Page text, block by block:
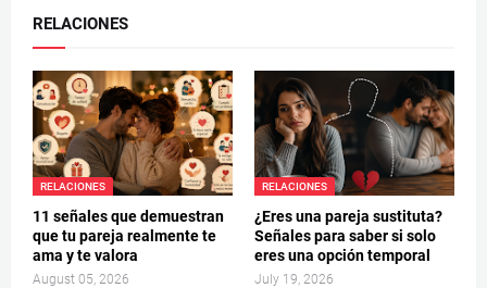
RELACIONES
RELACIONES
11 señales que demuestran
que tu pareja realmente te
ama y te valora
August 05, 2026
RELACIONES
¿Eres una pareja sustituta?
Señales para saber si solo
eres una opción temporal
July 19, 2026